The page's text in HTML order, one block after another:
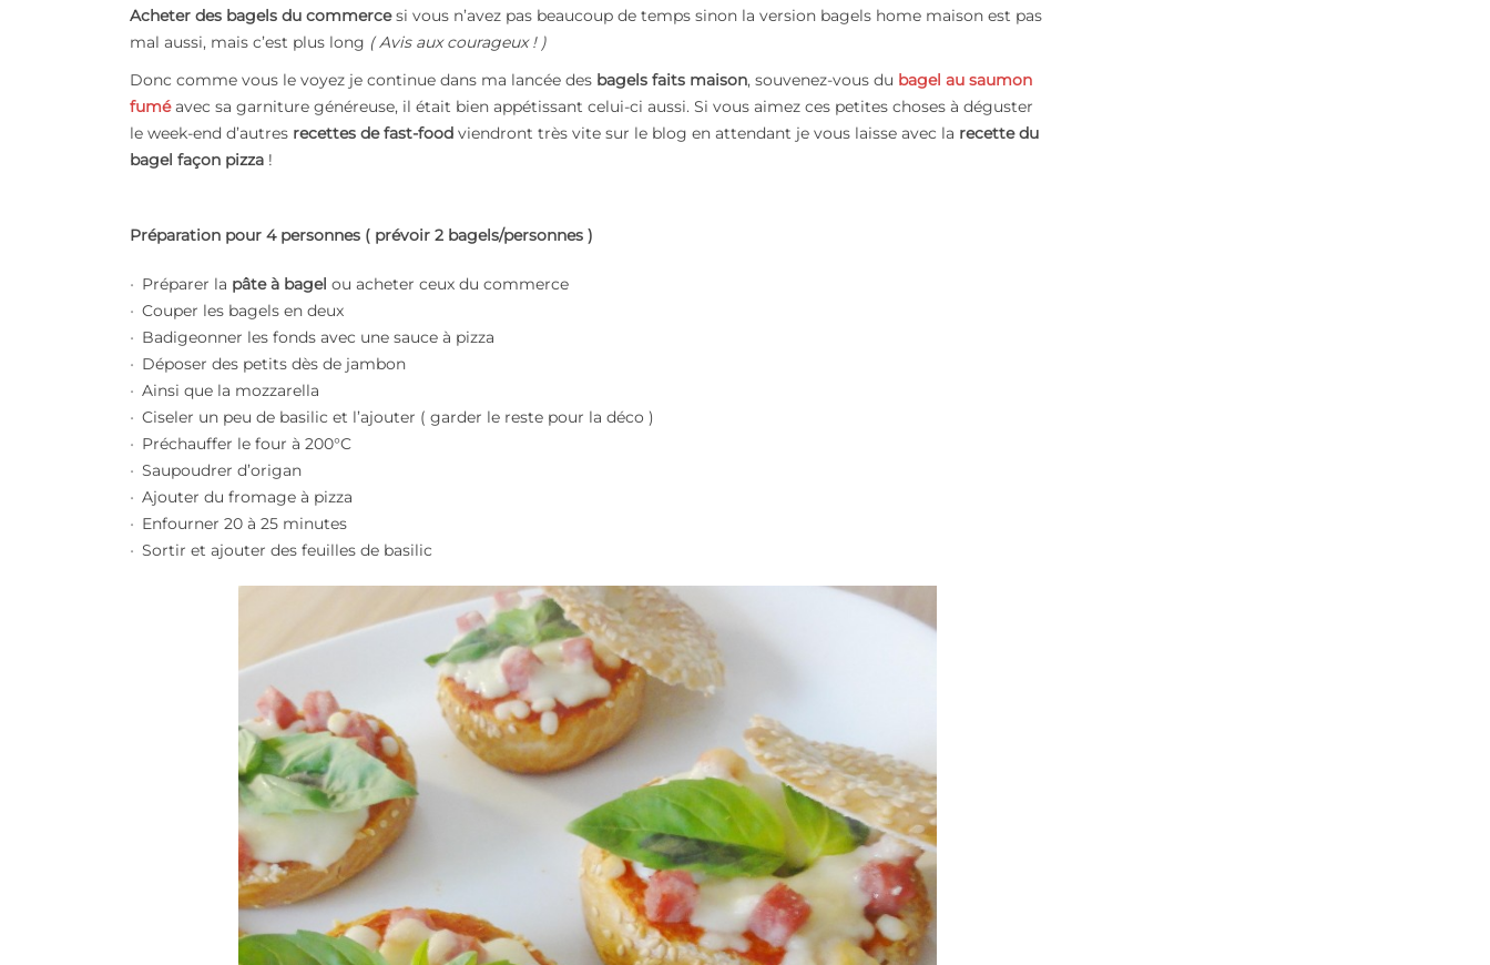
Acheter des bagels du commercesi vous n’avez pas beaucoup de temps sinon la version bagels home maison est pas
mal aussi, mais c’est plus long ( Avis aux courageux ! )
Donc comme vous le voyez je continue dans ma lancée des bagels faits maison, souvenez-vous du bagel au saumon
fuméavec sa garniture généreuse, il était bien appétissant celui-ci aussi. Si vous aimez ces petites choses à déguster
le week-end d’autres recettes de fast-food viendront très vite sur le blog en attendant je vous laisse avec la recette du
bagel façon pizza !
Préparation pour 4 personnes ( prévoir 2 bagels/personnes )
Préparer la pâte à bagel ou acheter ceux du commerce
Couper les bagels en deux
Badigeonner les fonds avec une sauce à pizza
Déposer des petits dès de jambon
Ainsi que la mozzarella
Ciseler un peu de basilic et l’ajouter ( garder le reste pour la déco )
Préchauffer le four à 200°C
Saupoudrer d’origan
Ajouter du fromage à pizza
Enfourner 20 à 25 minutes
Sortir et ajouter des feuilles de basilic